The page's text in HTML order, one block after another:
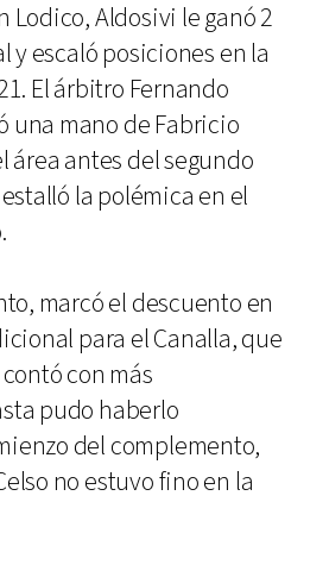
Lodico, Aldosivi le ganó 2
y escaló posiciones en la
El árbitro Fernando
una mano de Fabricio
área antes del segundo
la polémica en el
marcó el descuento en
para el Canalla, que
con más
pudo haberlo
del complemento,
no estuvo fino en la